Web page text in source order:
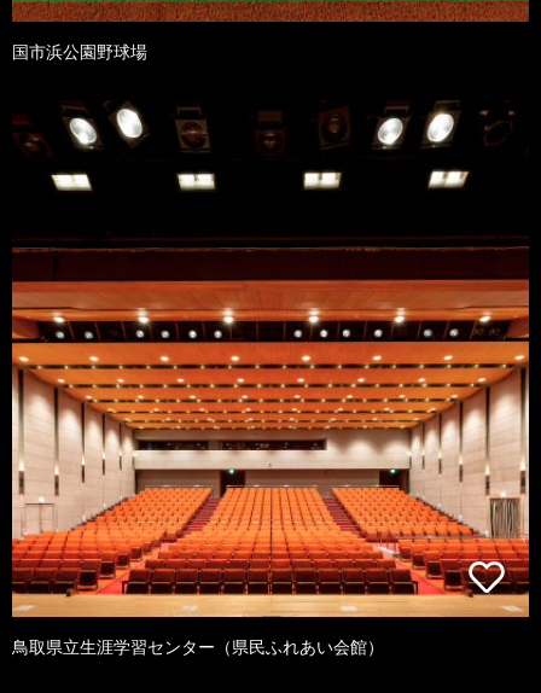
国市浜公園野球場
鳥取県立生涯学習センター（県民ふれあい会館）